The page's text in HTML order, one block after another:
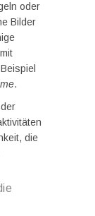
oder
Bilder
.
die